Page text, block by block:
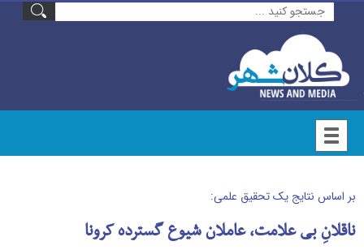
بر اساس نتایج یک تحقیق علمی:
ناقلانِ بی علامت، عاملان شیوع گسترده کرونا